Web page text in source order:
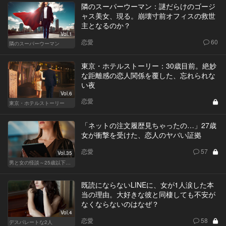
Vol.1
隣のスーパーウーマン
隣のスーパーウーマン：謎だらけのゴージ
ャス美女、現る。崩壊寸前オフィスの救世
主となるのか？
恋愛 60
Vol.6
東京・ホテルストーリー
東京・ホテルストーリー：30歳目前。絶妙
な距離感の恋人関係を覆した、忘れられな
い夜
恋愛
Vol.35
「ネットの注文履歴見ちゃったの…」27歳
女が衝撃を受けた、恋人のヤバい証拠
恋愛 57
Vol.4
デスパレートな2人
既読にならないLINEに、女が1人涙した本
当の理由。大好きな彼と同棲しても不安が
なくならないのはなぜ？
恋愛 58